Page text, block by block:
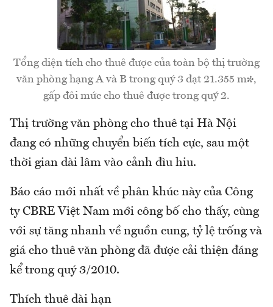
Tổng diện tích cho thuê được của toàn bộ thị trường
văn phòng hạng A và B trong quý 3 đạt 21.355 m²,
gấp đôi mức cho thuê được trong quý 2.
Thị trường văn phòng cho thuê tại Hà Nội
đang có những chuyển biến tích cực, sau một
thời gian dài lâm vào cảnh đìu hiu.
Báo cáo mới nhất về phân khúc này của Công
ty CBRE Việt Nam mới công bố cho thấy, cùng
với sự tăng nhanh về nguồn cung, tỷ lệ trống và
giá cho thuê văn phòng đã được cải thiện đáng
kể trong quý 3/2010.
Thích thuê dài hạn